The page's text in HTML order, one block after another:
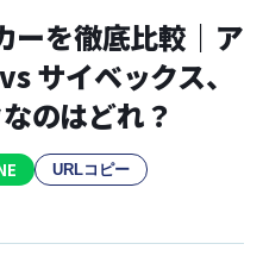
ーを徹底比較｜ア
サイベックス、
のはどれ？
URLコピー